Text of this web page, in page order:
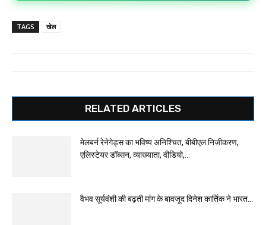
TAGS खेल
RELATED ARTICLES
मेलबर्न रेनेगेड्स का भविष्य अनिश्चित, बीबीएल निजीकरण,
एलिस्टेयर डॉब्सन, व्याख्याता, वीडियो,...
वैभव सूर्यवंशी की बढ़ती मांग के बावजूद दिनेश कार्तिक ने भारत...